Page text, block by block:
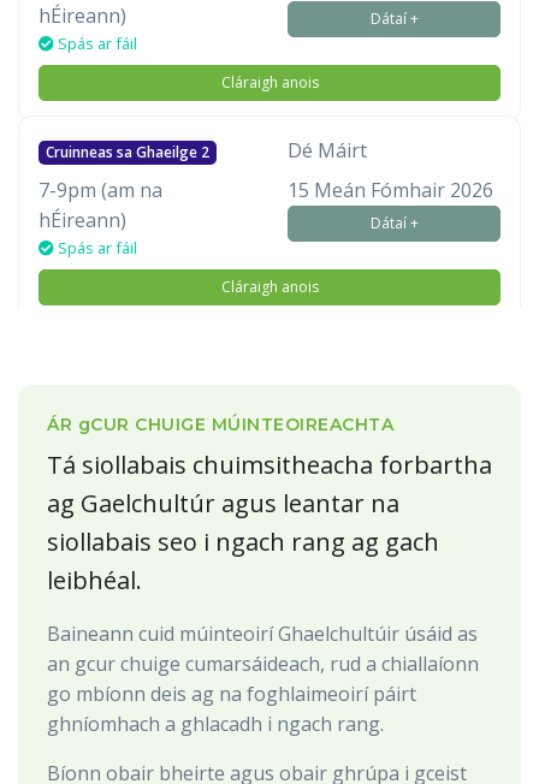
hÉireann)
Spás ar fáil
Dátaí +
Cláraigh anois
Cruinneas sa Ghaeilge 2
Dé Máirt
7-9pm (am na
hÉireann)
Spás ar fáil
15 Meán Fómhair 2026
Dátaí +
Cláraigh anois
ÁR gCUR CHUIGE MÚINTEOIREACHTA
Tá siollabais chuimsitheacha forbartha
ag Gaelchultúr agus leantar na
siollabais seo i ngach rang ag gach
leibhéal.
Baineann cuid múinteoirí Ghaelchultúir úsáid as
an gcur chuige cumarsáideach, rud a chiallaíonn
go mbíonn deis ag na foghlaimeoirí páirt
ghníomhach a ghlacadh i ngach rang.
Bíonn obair bheirte agus obair ghrúpa i gceist